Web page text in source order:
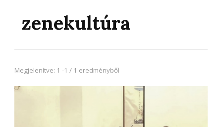
zenekultúra
Megjelenítve: 1 -1 / 1 eredményből